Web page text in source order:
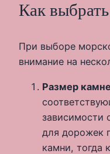
Как
При выборе
внимание на
Размер
зависимости
для дорожек
камни, тогда